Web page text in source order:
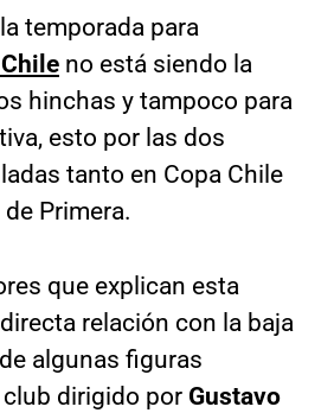
temporada para
no está siendo la
hinchas y tampoco para
esto por las dos
tanto en Copa Chile
Primera.
que explican esta
relación con la baja
algunas figuras
dirigido por Gustavo